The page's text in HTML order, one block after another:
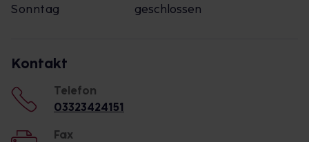
Sonntag
geschlossen
Kontakt
Telefon
03323424151
Fax